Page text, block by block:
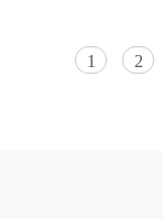
1 2